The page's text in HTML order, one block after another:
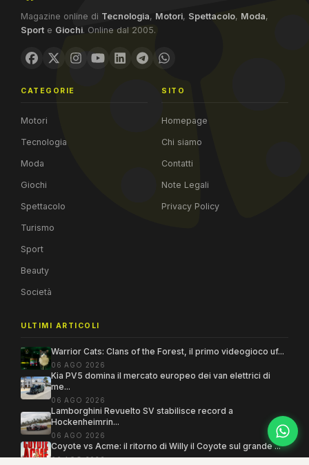
Magazine online di Tecnologia, Motori, Spettacolo, Moda,
Sport e Giochi. Online dal 2005.
CATEGORIE
Motori
Tecnologia
Moda
Giochi
Spettacolo
Turismo
Sport
Beauty
Società
SITO
Homepage
Chi siamo
Contatti
Note Legali
Privacy Policy
ULTIMI ARTICOLI
Warrior Cats: Clans of the Forest, il primo videogioco uf...
06 AGO 2026
Kia PV5 domina il mercato europeo dei van elettrici di
me...
06 AGO 2026
Lamborghini Revuelto SV stabilisce record a
Hockenheimrin...
06 AGO 2026
Coyote vs Acme: il ritorno di Willy il Coyote sul grande ...
06 AGO 2026